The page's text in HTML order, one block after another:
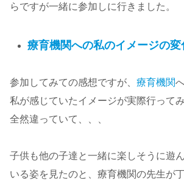
らですが一緒に参加しに行きました。
療育機関への私のイメージの変
参加してみての感想ですが、 療育機関
私が感じていたイメージが実際行って
全然違っていて、、、
子供も他の子達と一緒に楽しそうに遊
いる姿を見たのと、療育機関の先生が